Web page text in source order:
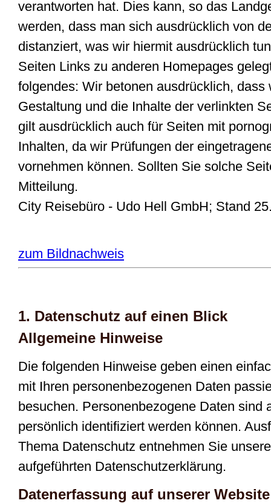
verantworten hat. Dies kann, so das
werden, dass man sich ausdrücklich von
distanziert, was wir hiermit ausdrücklich
Seiten Links zu anderen Homepages
folgendes: Wir betonen ausdrücklich,
Gestaltung und die Inhalte der verlinkten
gilt ausdrücklich auch für Seiten mit
Inhalten, da wir Prüfungen der
vornehmen können. Sollten Sie solche
Mitteilung.
City Reisebüro - Udo Hell GmbH; Stand
zum Bildnachweis
1. Datenschutz auf einen Blick
Allgemeine Hinweise
Die folgenden Hinweise geben einen
mit Ihren personenbezogenen Daten
besuchen. Personenbezogene Daten sind
persönlich identifiziert werden können.
Thema Datenschutz entnehmen Sie
aufgeführten Datenschutzerklärung.
Datenerfassung auf unserer Website